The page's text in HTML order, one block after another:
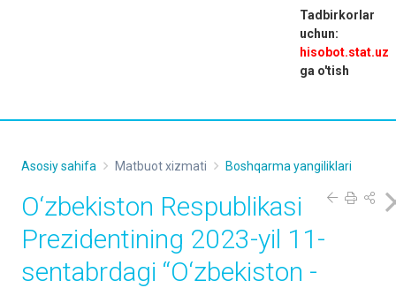
Tadbirkorlar
uchun:
hisobot.stat.uz
ga o'tish
Asosiy sahifa Matbuot xizmati Boshqarma yangiliklari
O‘zbekiston Respublikasi
Prezidentining 2023-yil 11-
sentabrdagi “O‘zbekiston -